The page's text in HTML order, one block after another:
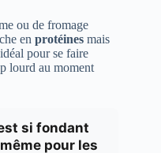
ou de fromage
en protéines mais
pour se faire
lourd au moment
si fondant
pour les